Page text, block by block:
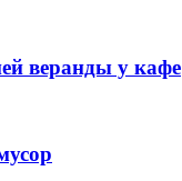
веранды у кафе